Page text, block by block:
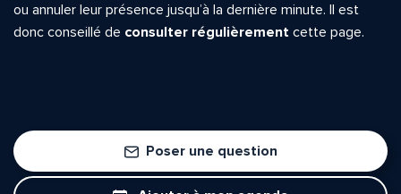
ou annuler leur présence jusqu’à la dernière minute. Il est
donc conseillé de consulter régulièrement cette page.
Poser une question